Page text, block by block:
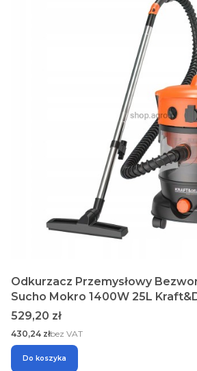
Odkurzacz Przemysłowy
Sucho Mokro 1400W 25L
Cena
529,20 zł
Cena
430,24 złbez VAT
Do koszyka